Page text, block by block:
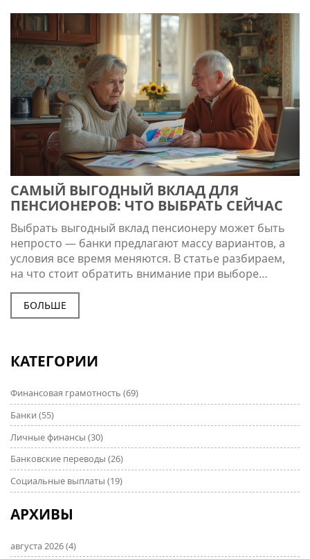
САМЫЙ ВЫГОДНЫЙ ВКЛАД ДЛЯ
ПЕНСИОНЕРОВ: ЧТО ВЫБРАТЬ СЕЙЧАС
Выбрать выгодный вклад пенсионеру может быть
непросто — банки предлагают массу вариантов, а
условия все время меняются. В статье разбираем,
на что стоит обратить внимание при выборе
депозита, какие ставки актуальны в июне 2025, и где
пенсионерам дают бонусные условия. Расскажем о
скрытых подводных камнях, поделимся советами по
Все написано простым языком, без сложных
БОЛЬШЕ
КАТЕГОРИИ
Финансовая грамотность (69)
Банки (55)
Личные финансы (30)
Банковские переводы (26)
Социальные выплаты (19)
АРХИВЫ
августа 2026(4)